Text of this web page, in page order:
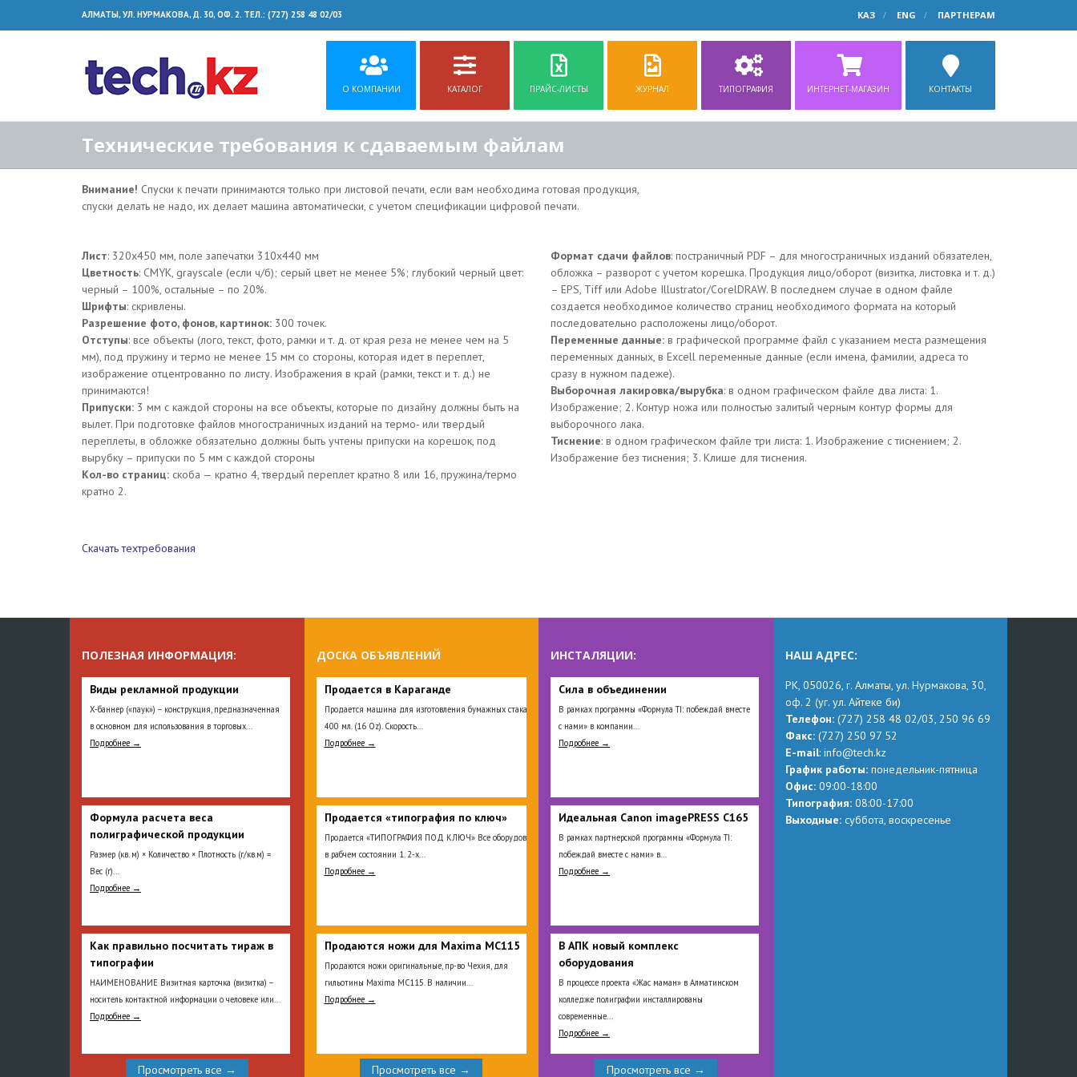
АЛМАТЫ, УЛ. НУРМАКОВА, Д. 30, ОФ. 2. ТЕЛ.: (727) 258 48 02/03 КАЗ ENG ПАРТНЕРАМ
О КОМПАНИИ КАТАЛОГ ПРАЙС-ЛИСТЫ ЖУРНАЛ ТИПОГРАФИЯ ИНТЕРНЕТ-МАГАЗИН КОНТАКТЫ
Технические требования к сдаваемым файлам
Внимание! Спуски к печати принимаются только при листовой печати, если вам необходима готовая продукция,
спуски делать не надо, их делает машина автоматически, с учетом спецификации цифровой печати.
Лист: 320х450 мм, поле запечатки 310х440 мм
Цветность: CMYK, grayscale (если ч/б); серый цвет не менее 5%; глубокий черный цвет:
черный – 100%, остальные – по 20%.
Шрифты: скривлены.
Разрешение фото, фонов, картинок: 300 точек.
Отступы: все объекты (лого, текст, фото, рамки и т. д. от края реза не менее чем на 5
мм), под пружину и термо не менее 15 мм со стороны, которая идет в переплет,
изображение отцентрованно по листу. Изображения в край (рамки, текст и т. д.) не
принимаются!
Припуски: 3 мм с каждой стороны на все объекты, которые по дизайну должны быть на
вылет. При подготовке файлов многостраничных изданий на термо- или твердый
переплеты, в обложке обязательно должны быть учтены припуски на корешок, под
вырубку – припуски по 5 мм с каждой стороны
Кол-во страниц: скоба — кратно 4, твердый переплет кратно 8 или 16, пружина/термо
кратно 2.
Формат сдачи файлов: постраничный PDF – для многостраничных изданий обязателен,
обложка – разворот с учетом корешка. Продукция лицо/оборот (визитка, листовка и т. д.)
– EPS, Tiff или Adobe Illustrator/CorelDRAW. В последнем случае в одном файле
создается необходимое количество страниц необходимого формата на который
последовательно расположены лицо/оборот.
Переменные данные: в графической программе файл с указанием места размещения
переменных данных, в Excell переменные данные (если имена, фамилии, адреса то
сразу в нужном падеже).
Выборочная лакировка/вырубка: в одном графическом файле два листа: 1.
Изображение; 2. Контур ножа или полностью залитый черным контур формы для
выборочного лака.
Тиснение: в одном графическом файле три листа: 1. Изображение с тиснением; 2.
Изображение без тиснения; 3. Клише для тиснения.
Скачать техтребования
ПОЛЕЗНАЯ ИНФОРМАЦИЯ:
Виды рекламной продукции
Х-баннер («паук») – конструкция, предназначенная
в основном для использования в торговых...
Подробнее →
Формула расчета веса
полиграфической продукции
Размер (кв. м) × Количество × Плотность (г/кв.м) =
Вес (г)...
Подробнее →
Как правильно посчитать тираж в
типографии
НАИМЕНОВАНИЕ Визитная карточка (визитка) –
носитель контактной информации о человеке или...
Подробнее →
Просмотреть все →
ДОСКА ОБЪЯВЛЕНИЙ
Продается в Караганде
Продается машина для изготовления бумажных стаканов
400 мл. (16 Oz). Скорость...
Подробнее →
Продается «типография по ключ»
Продается «ТИПОГРАФИЯ ПОД КЛЮЧ» Все оборудование
в рабчем состоянии 1. 2-х...
Подробнее →
Продаются ножи для Maxima MC115
Продаются ножи оригинальные, пр-во Чехия, для
гильотины Maxima MC115. В наличии...
Подробнее →
Просмотреть все →
ИНСТАЛЯЦИИ:
Сила в объединении
В рамках программы «Формула TI: побеждай вместе
с нами» в компании...
Подробнее →
Идеальная Сanon imagePRESS C165
В рамках партнерской программы «Формула TI:
побеждай вместе с нами» в...
Подробнее →
В АПК новый комплекс
оборудования
В процессе проекта «Жас маман» в Алматинском
колледже полиграфии инсталлированы
современные...
Подробнее →
Просмотреть все →
НАШ АДРЕС:
РК, 050026, г. Алматы, ул. Нурмакова, 30,
оф. 2 (уг. ул. Айтеке би)
Телефон: (727) 258 48 02/03, 250 96 69
Факс: (727) 250 97 52
Е-mail: info@tech.kz
График работы:понедельник-пятница
Офис:09:00-18:00
Типография:08:00-17:00
Выходные:суббота, воскресенье